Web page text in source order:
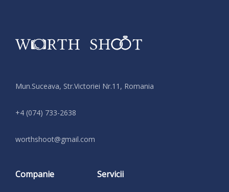
Mun.Suceava, Str.Victoriei Nr.11, Romania
+4 (074) 733-2638
moc.liamg@toohshtrow
Companie Servicii